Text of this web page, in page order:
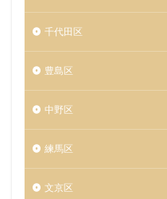
千代田区
豊島区
中野区
練馬区
文京区